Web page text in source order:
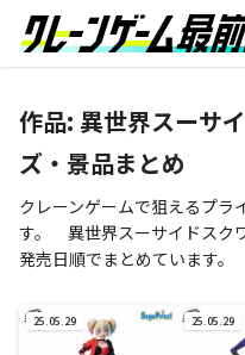
作品: 異世界スーサ
ズ・景品まとめ
クレーンゲームで狙えるプラ
す。 異世界スーサイドスク
発売日順でまとめています。
25.05.29 25.05.29